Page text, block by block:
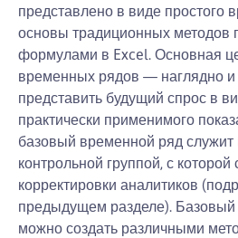
представлено в виде простого
основы традиционных методов
формулами в Excel. Основная
временных рядов — наглядно и
представить будущий спрос в
практически применимого
базовый временной ряд служит
контрольной группой, с
корректировки аналитиков
предыдущем разделе).
можно создать различными